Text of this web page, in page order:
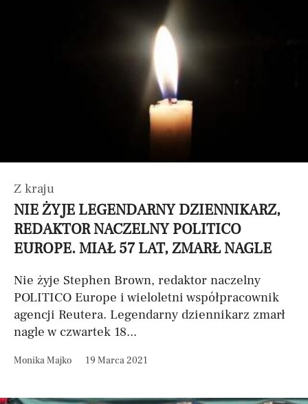
Z kraju
NIE ŻYJE LEGENDARNY DZIENNIKARZ,
REDAKTOR NACZELNY POLITICO
EUROPE. MIAŁ 57 LAT, ZMARŁ NAGLE
Nie żyje Stephen Brown, redaktor naczelny
POLITICO Europe i wieloletni współpracownik
agencji Reutera. Legendarny dziennikarz zmarł
nagle w czwartek 18...
Monika Majko 19 Marca 2021